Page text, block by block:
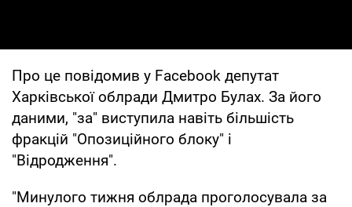
Про це повідомив у Facebook депутат
Харківської облради Дмитро Булах. За його
даними, "за" виступила навіть більшість
фракцій "Опозиційного блоку" і
"Відродження".
"Минулого тижня облрада проголосувала за